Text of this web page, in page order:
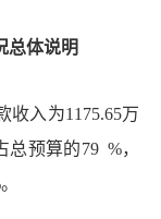
总体说明
收入为1175.65万
总预算的79%，
。